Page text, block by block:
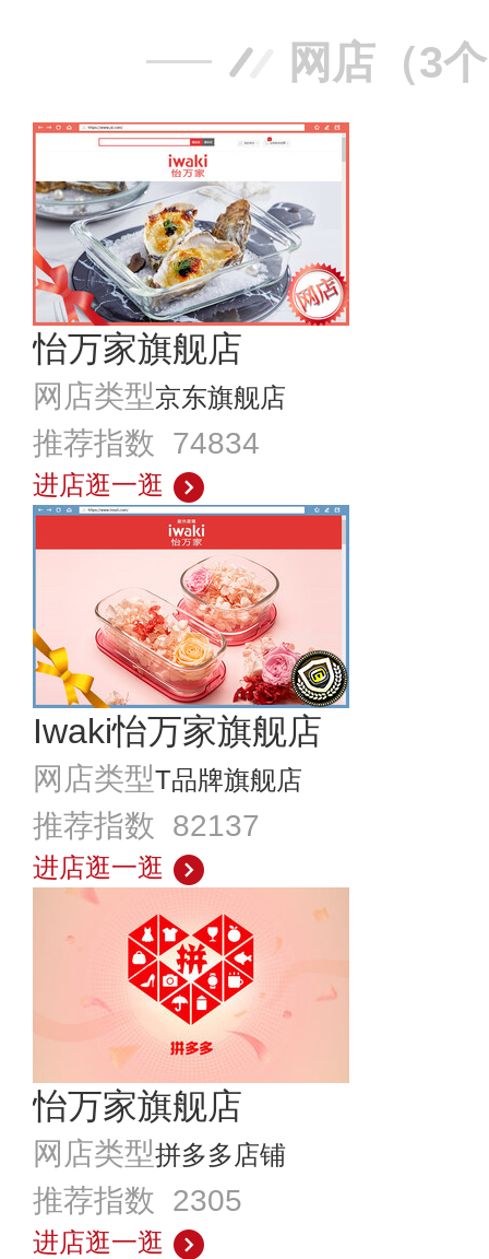
网店（3
怡万家旗舰店
网店类型京东旗舰店
推荐指数 74834
进店逛一逛
Iwaki怡万家旗舰店
网店类型T品牌旗舰店
推荐指数 82137
进店逛一逛
怡万家旗舰店
网店类型拼多多店铺
推荐指数 2305
进店逛一逛